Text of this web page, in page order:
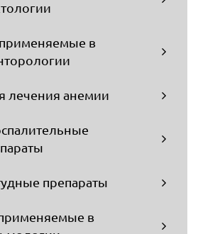
в
лечения анемии
препараты
в